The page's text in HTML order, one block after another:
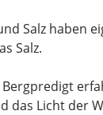
Salz haben
Salz.
das Licht der